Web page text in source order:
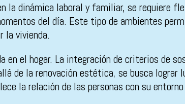
dinámica laboral y familiar, se requiere
del día. Este tipo de ambientes
la vivienda.
en el hogar. La integración de criterios de
de la renovación estética, se busca lograr
la relación de las personas con su